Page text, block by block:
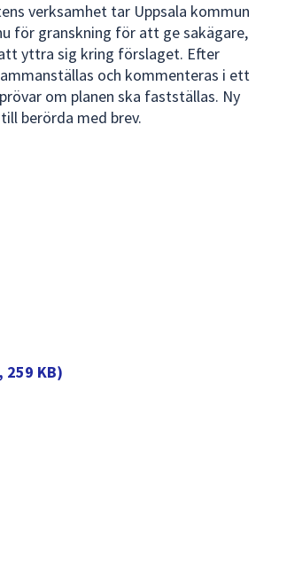
verksamhet tar Uppsala kommun
för granskning för att ge sakägare,
yttra sig kring förslaget. Efter
och kommenteras i ett
om planen ska fastställas. Ny
berörda med brev.
259 KB)